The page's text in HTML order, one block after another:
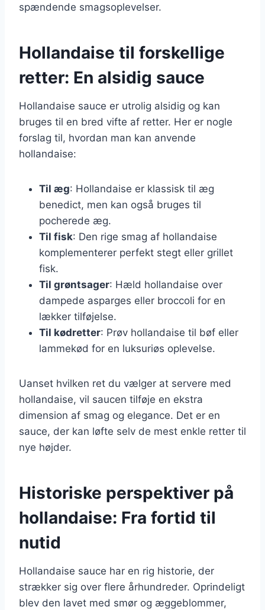
spændende smagsoplevelser.
Hollandaise til forskellige
retter: En alsidig sauce
Hollandaise sauce er utrolig alsidig og kan
bruges til en bred vifte af retter. Her er nogle
forslag til, hvordan man kan anvende
hollandaise:
Til æg: Hollandaise er klassisk til æg
benedict, men kan også bruges til
pocherede æg.
Til fisk: Den rige smag af hollandaise
komplementerer perfekt stegt eller grillet
fisk.
Til grøntsager: Hæld hollandaise over
dampede asparges eller broccoli for en
lækker tilføjelse.
Til kødretter: Prøv hollandaise til bøf eller
lammekød for en luksuriøs oplevelse.
Uanset hvilken ret du vælger at servere med
hollandaise, vil saucen tilføje en ekstra
dimension af smag og elegance. Det er en
sauce, der kan løfte selv de mest enkle retter til
nye højder.
Historiske perspektiver på
hollandaise: Fra fortid til
nutid
Hollandaise sauce har en rig historie, der
strækker sig over flere århundreder. Oprindeligt
blev den lavet med smør og æggeblommer,